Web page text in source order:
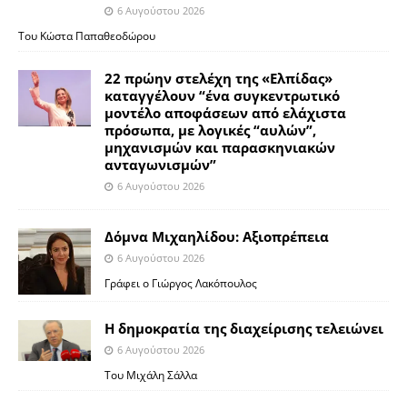
6 Αυγούστου 2026
Του Κώστα Παπαθεοδώρου
22 πρώην στελέχη της «Ελπίδας»
καταγγέλουν “ένα συγκεντρωτικό
μοντέλο αποφάσεων από ελάχιστα
πρόσωπα, με λογικές “αυλών”,
μηχανισμών και παρασκηνιακών
ανταγωνισμών”
6 Αυγούστου 2026
Δόμνα Μιχαηλίδου: Αξιοπρέπεια
6 Αυγούστου 2026
Γράφει ο Γιώργος Λακόπουλος
Η δημοκρατία της διαχείρισης τελειώνει
6 Αυγούστου 2026
Του Μιχάλη Σάλλα